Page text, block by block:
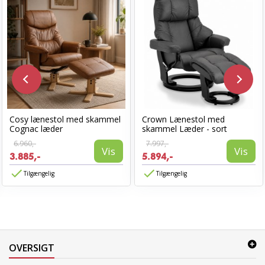
Cosy lænestol med skammel
Cognac læder
6.960,-
3.885,- Vis
Tilgængelig
Crown Lænestol med
skammel Læder - sort
7.997,-
5.894,- Vis
Tilgængelig
OVERSIGT